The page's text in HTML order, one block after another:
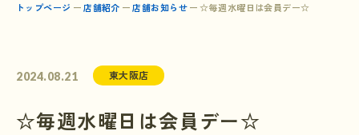
トップページ 店舗紹介 店舗お知らせ ☆毎週水曜日は会員デー☆
2024.08.21 東大阪店
☆毎週水曜日は会員デー☆